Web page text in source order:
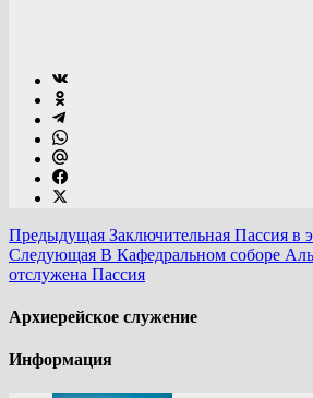
Предыдущая Заключительная Пассия в
Следующая В Кафедральном соборе
отслужена Пассия
Архиерейское служение
Информация